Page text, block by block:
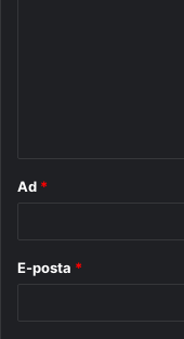
Ad *
E-posta *